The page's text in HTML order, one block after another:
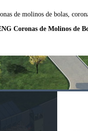
Coronas de Molinos de